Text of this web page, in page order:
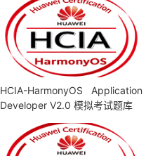
HCIA-HarmonyOS Application
Developer V2.0 模拟考试题库